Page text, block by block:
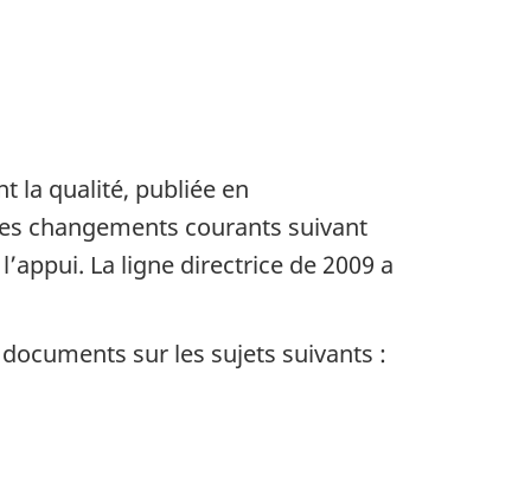
la qualité, publiée en
changements courants suivant
La ligne directrice de 2009 a
sur les sujets suivants :